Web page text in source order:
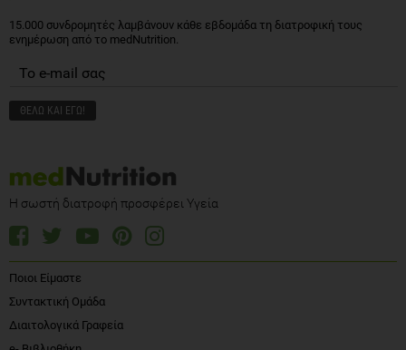
15.000 συνδρομητές λαμβάνουν κάθε εβδομάδα τη διατροφική τους
ενημέρωση από το medNutrition.
Η σωστή διατροφή προσφέρει Υγεία
Ποιοι Είμαστε
Συντακτική Ομάδα
Διαιτολογικά Γραφεία